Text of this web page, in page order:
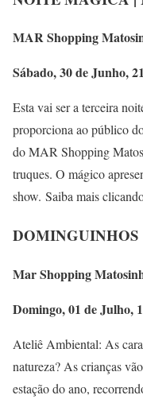
MAR Shopping
Sábado, 30 de Junho,
Esta vai ser a terceira
proporciona ao público
do MAR Shopping
truques. O mágico
show. Saiba mais
DOMINGUINHOS
Mar Shopping
Domingo, 01 de Julho,
Ateliê Ambiental: As
natureza? As crianças
estação do ano,